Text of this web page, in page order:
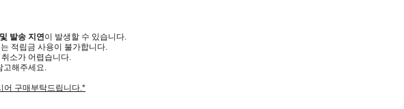
발송 지연이 발생할 수 있습니다.
적립금 사용이 불가합니다.
소가 어렵습니다.
고해주세요.
어 구매부탁드립니다.*